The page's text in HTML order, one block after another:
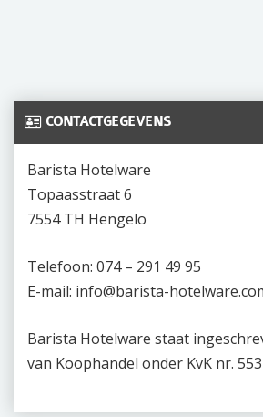
CONTACTGEGEVENS
Barista Hotelware
Topaasstraat 6
7554 TH Hengelo
Telefoon: 074 – 291 49 95
E-mail: info@barista-
Barista Hotelware staat
van Koophandel onder KvK nr.